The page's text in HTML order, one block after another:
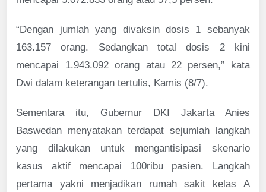
“Dengan jumlah yang divaksin dosis 1 sebanyak
163.157 orang. Sedangkan total dosis 2 kini
mencapai 1.943.092 orang atau 22 persen,” kata
Dwi dalam keterangan tertulis, Kamis (8/7).
Sementara itu, Gubernur DKI Jakarta Anies
Baswedan menyatakan terdapat sejumlah langkah
yang dilakukan untuk mengantisipasi skenario
kasus aktif mencapai 100ribu pasien. Langkah
pertama yakni menjadikan rumah sakit kelas A